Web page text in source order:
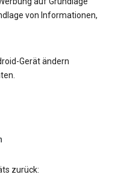
von Informationen,
Gerät ändern
zurück: